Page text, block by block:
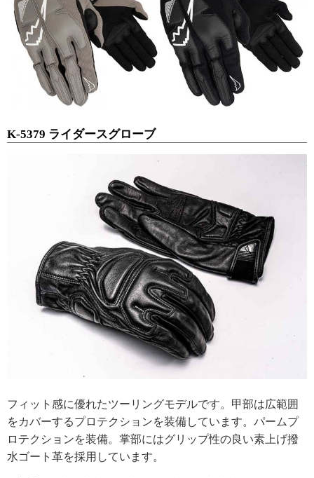
K-5379 ライダースグローブ
フィット感に優れたツーリングモデルです。甲部は広範囲
をカバーするプロテクションを装備しています。パームプ
ロテクションを装備。掌部にはグリップ性の良い素上げ撥
水ゴート革を採用しています。